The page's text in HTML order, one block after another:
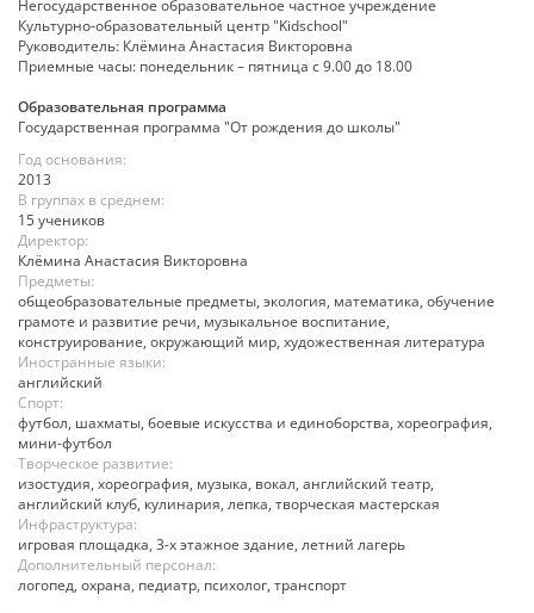
Негосударственное образовательное частное учреждение
Культурно-образовательный центр "Kidschool"
Руководитель: Клёмина Анастасия Викторовна
Приемные часы: понедельник – пятница с 9.00 до 18.00
Образовательная программа
Государственная программа "От рождения до школы"
Год основания:
2013
В группах в среднем:
15 учеников
Директор:
Клёмина Анастасия Викторовна
Предметы:
общеобразовательные предметы, экология, математика, обучение
грамоте и развитие речи, музыкальное воспитание,
конструирование, окружающий мир, художественная литература
Иностранные языки:
английский
Спорт:
футбол, шахматы, боевые искусства и единоборства, хореография,
мини-футбол
Творческое развитие:
изостудия, хореография, музыка, вокал, английский театр,
английский клуб, кулинария, лепка, творческая мастерская
Инфраструктура:
игровая площадка, 3-х этажное здание, летний лагерь
Дополнительный персонал:
логопед, охрана, педиатр, психолог, транспорт